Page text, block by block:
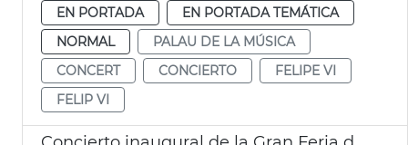
EN PORTADA
EN PORTADA TEMÁTICA
NORMAL
PALAU DE LA MÚSICA
CONCERT
CONCIERTO
FELIPE VI
FELIP VI